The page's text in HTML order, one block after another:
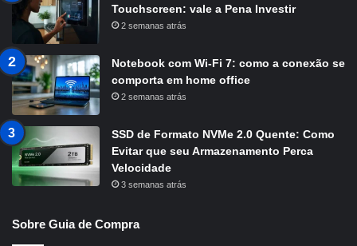
Touchscreen: vale a Pena Investir
2 semanas atrás
Notebook com Wi-Fi 7: como a conexão se
comporta em home office
2 semanas atrás
SSD de Formato NVMe 2.0 Quente: Como
Evitar que seu Armazenamento Perca
Velocidade
3 semanas atrás
Sobre Guia de Compra